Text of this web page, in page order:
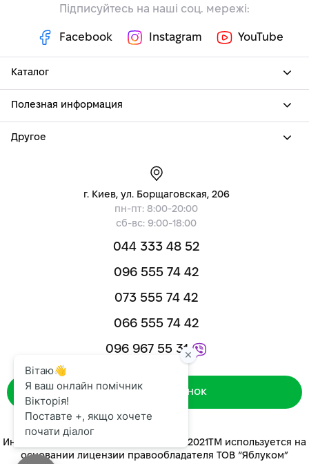
Підписуйтесь на наші соц. мережі:
Facebook Instagram YouTube
Каталог
Полезная информация
Другое
г. Киев, ул. Борщаговская, 206
пн-пт: 8:00-20:00
сб-вс: 9:00-18:00
044 333 48 52
096 555 74 42
073 555 74 42
066 555 74 42
096 967 55 31
Зворотний дзвінок
Интернет-магазин «ЯБЛУКОМ™» 2014-2021ТМ используется на
основании лицензии правообладателя ТОВ “Яблуком”